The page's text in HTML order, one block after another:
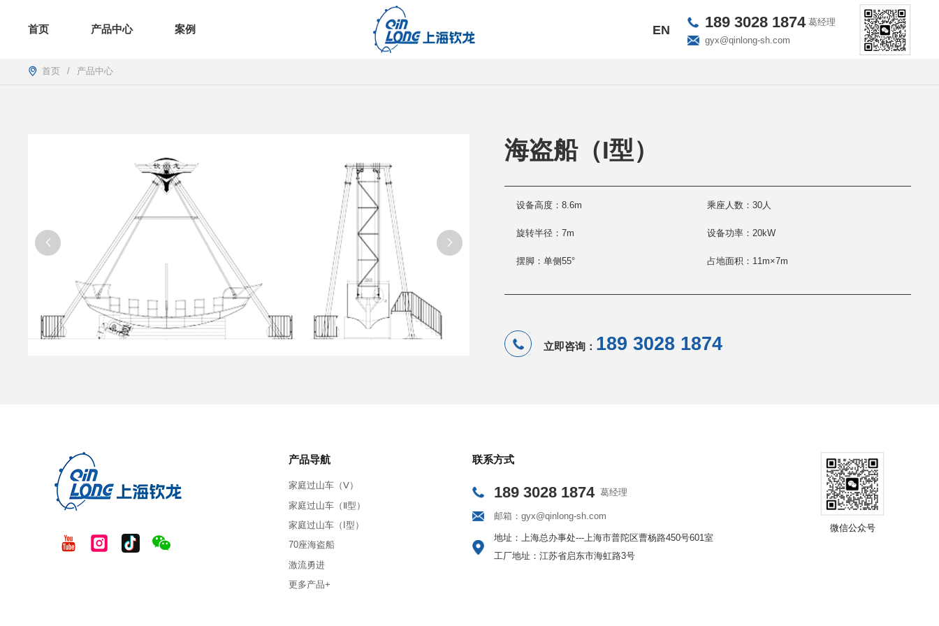
首页 产品中心 案例 EN 189 3028 1874 葛经理
gyx@qinlong-sh.com
首页 / 产品中心
海盗船（I型）
设备高度：8.6m 乘座人数：30人
旋转半径：7m 设备功率：20kW
摆脚：单侧55° 占地面积：11m×7m
立即咨询： 189 3028 1874
产品导航
家庭过山车（Ⅴ）
家庭过山车（Ⅱ型）
家庭过山车（I型）
70座海盗船
激流勇进
更多产品+
联系方式
189 3028 1874 葛经理
邮箱：gyx@qinlong-sh.com
地址：上海总办事处---上海市普陀区曹杨路450号601室
工厂地址：江苏省启东市海虹路3号
微信公众号